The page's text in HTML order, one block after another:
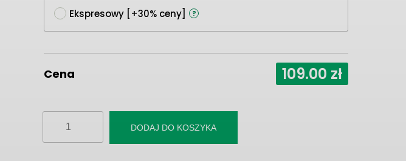
Ekspresowy [+30% ceny] ?
Cena 109.00 zł
DODAJ DO KOSZYKA